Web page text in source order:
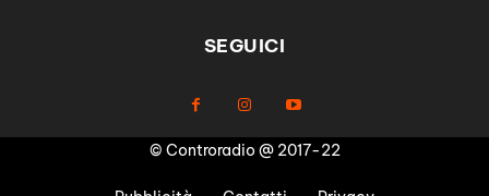
SEGUICI
© Controradio @ 2017-22